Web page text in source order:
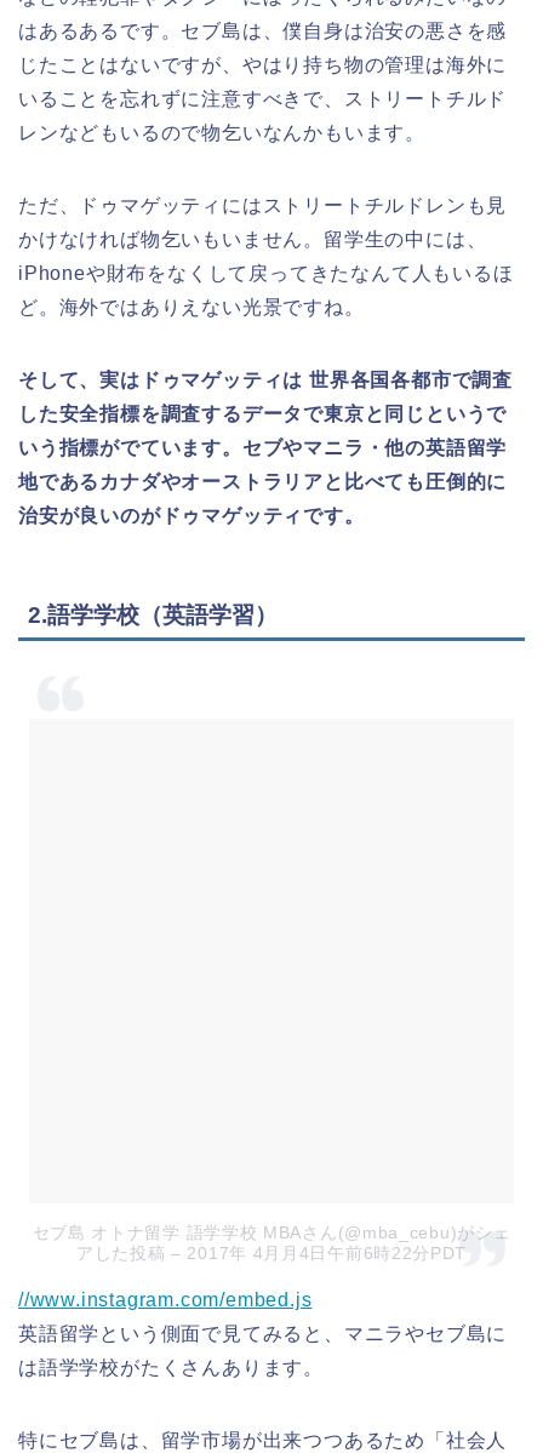
はあるあるです。セブ島は、僕自身は治安の悪さを感
じたことはないですが、やはり持ち物の管理は海外に
いることを忘れずに注意すべきで、ストリートチルド
レンなどもいるので物乞いなんかもいます。
ただ、ドゥマゲッティにはストリートチルドレンも見
かけなければ物乞いもいません。留学生の中には、
iPhoneや財布をなくして戻ってきたなんて人もいるほ
ど。海外ではありえない光景ですね。
そして、実はドゥマゲッティは 世界各国各都市で調査
した安全指標を調査するデータで東京と同じというで
いう指標がでています。セブやマニラ・他の英語留学
地であるカナダやオーストラリアと比べても圧倒的に
治安が良いのがドゥマゲッティです。
2.語学学校（英語学習）
セブ島 オトナ留学 語学学校 MBAさん(@mba_cebu)がシェ
アした投稿 – 2017年 4月月4日午前6時22分PDT
//www.instagram.com/embed.js
英語留学という側面で見てみると、マニラやセブ島に
は語学学校がたくさんあります。
特にセブ島は、留学市場が出来つつあるため「社会人